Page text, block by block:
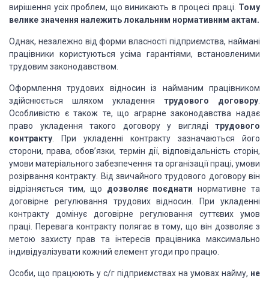
вирішення усіх проблем, що виникають в процесі праці. Тому
велике значення належить локальним нормативним актам.
Однак, незалежно від форми власності підприємства, наймані
працівники користуються усіма гарантіями, встановленими
трудовим законодавством.
Оформлення трудових відносин із найманим працівником
здійснюється шляхом укладення трудового договору
Особливістю є також те, що аграрне законодавства надає
право укладення такого договору у вигляді трудового
контракту . При укладенні контракту зазначаються його
сторони, права, обов’язки, термін дії, відповідальність сторін,
умови матеріального забезпечення та організації праці, умови
розірвання контракту. Від звичайного трудового договору він
відрізняється тим, що дозволяє поєднати нормативне та
договірне регулювання трудових відносин. При укладенні
контракту домінує договірне регулювання суттєвих умов
праці. Перевага контракту полягає в тому, що він дозволяє з
метою захисту прав та інтересів працівника максимально
індивідуалізувати кожний елемент угоди про працю.
Особи, що працюють у с/г підприємствах на умовах найму, не